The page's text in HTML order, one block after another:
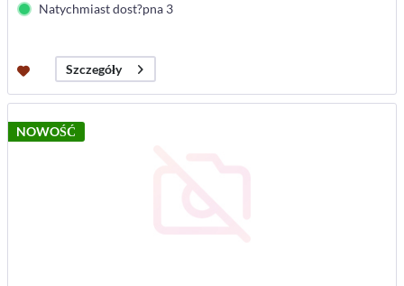
Natychmiast dost?pna 3
Szczegóły
NOWOŚĆ